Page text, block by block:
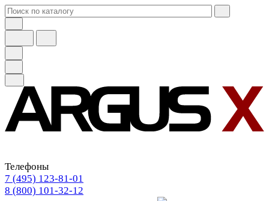
Телефоны
7 (495) 123-81-01
8 (800) 101-32-12